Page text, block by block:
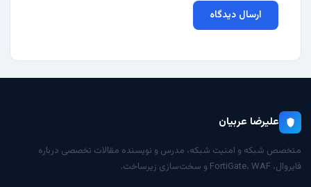
علیرضا عربیان
متخصص شبکه و امنیت شبکه، مدرس و نویسنده مقالات تخصصی درباره
فایروال، FortiGate، WAF و سخت‌سازی زیرساخت.